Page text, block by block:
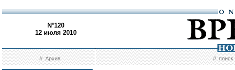
N°120
12 июля 2010
//Архив //поиск